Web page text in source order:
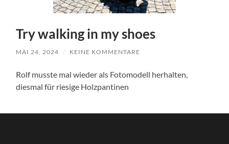
Try walking in my shoes
MAI 24, 2024 / KEINE KOMMENTARE
Rolf musste mal wieder als Fotomodell herhalten,
diesmal für riesige Holzpantinen